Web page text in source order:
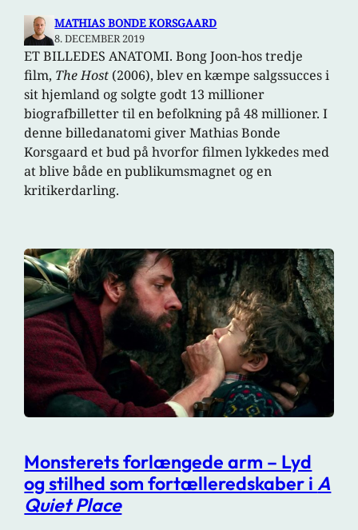
MATHIAS BONDE KORSGAARD
8. DECEMBER 2019
ET BILLEDES ANATOMI. Bong Joon-hos tredje
film, The Host (2006), blev en kæmpe salgssucces i
sit hjemland og solgte godt 13 millioner
biografbilletter til en befolkning på 48 millioner. I
denne billedanatomi giver Mathias Bonde
Korsgaard et bud på hvorfor filmen lykkedes med
at blive både en publikumsmagnet og en
kritikerdarling.
Monsterets forlængede arm – Lyd
og stilhed som fortælleredskaber i A
Quiet Place